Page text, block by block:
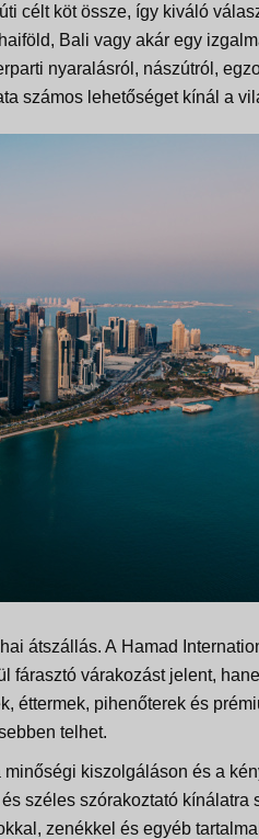
célt köt össze, így kiváló
Bali vagy akár egy
nyaralásról, nászútról,
számos lehetőséget kínál a
átszállás. A Hamad
fárasztó várakozást jelent,
éttermek, pihenőterek és
telhet.
kiszolgáláson és a
széles szórakoztató kínálatra
zenékkel és egyéb